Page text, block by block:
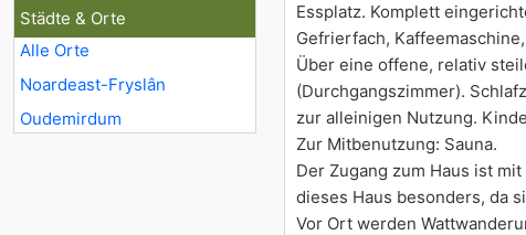
Städte & Orte
Alle Orte
Noardeast-Fryslân
Oudemirdum
Essplatz. Komplett
Gefrierfach,
Über eine offene, relativ
(Durchgangszimmer).
zur alleinigen Nutzung.
Zur Mitbenutzung: Sauna.
Der Zugang zum Haus ist
dieses Haus besonders, da
Vor Ort werden